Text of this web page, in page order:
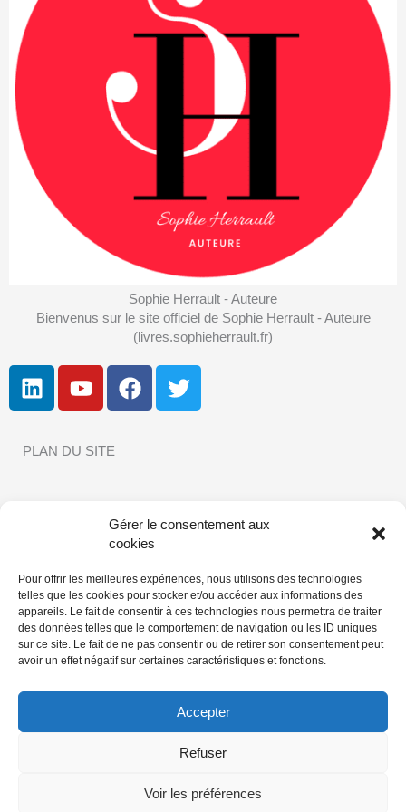
Sophie Herrault - Auteure
Bienvenus sur le site officiel de Sophie Herrault - Auteure
(livres.sophieherrault.fr)
PLAN DU SITE
INFORMATIONS LÉGALES
Mentions légales| Conditions d’utilisations|Politique de
Confidentialité|Politique de cookies |Règlement Intérieur de
Copyright © 2022Sophie Herrault– Auteure
Gérer le consentement aux
cookies
Pour offrir les meilleures expériences, nous utilisons des technologies
telles que les cookies pour stocker et/ou accéder aux informations des
appareils. Le fait de consentir à ces technologies nous permettra de traiter
des données telles que le comportement de navigation ou les ID uniques
sur ce site. Le fait de ne pas consentir ou de retirer son consentement peut
avoir un effet négatif sur certaines caractéristiques et fonctions.
Accepter
Refuser
Voir les préférences